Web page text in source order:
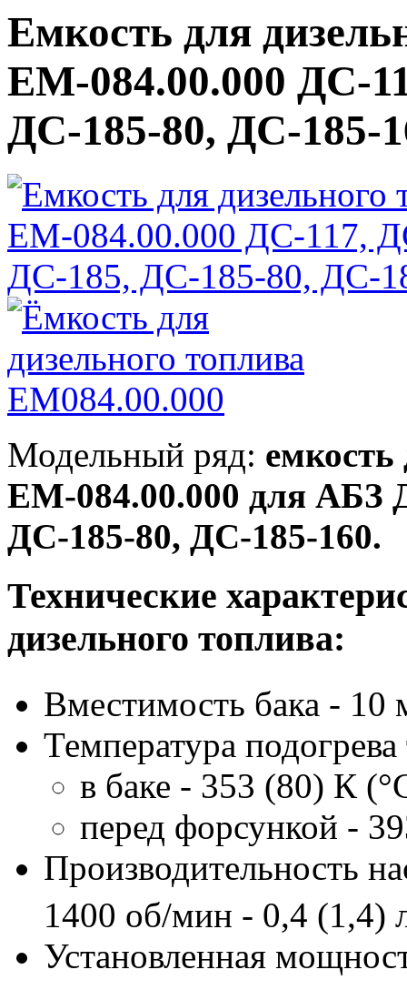
Емкость для
ЕМ-084.00.000 ДС-
ДС-185-80, ДС-185-
Модельный ряд: емкость
ЕМ-084.00.000 для АБЗ
ДС-185-80, ДС-185-160.
Технические
дизельного топлива:
Вместимость бака - 10
Температура
в баке - 353 (80) К
перед форсункой -
Производительность
1400 об/мин - 0,4 (1,4)
Установленная